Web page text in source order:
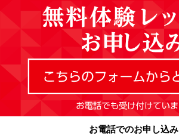
お電話でのお申し込み